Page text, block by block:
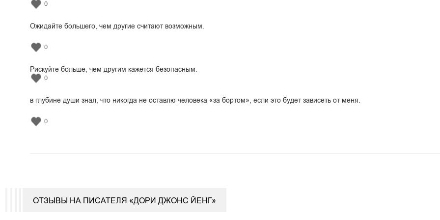
0
Ожидайте большего, чем другие считают возможным.
0
Рискуйте больше, чем другим кажется безопасным.
0
в глубине души знал, что никогда не оставлю человека «за бортом», если это будет зависеть от меня.
0
ОТЗЫВЫ НА ПИСАТЕЛЯ «ДОРИ ДЖОНС ЙЕНГ»